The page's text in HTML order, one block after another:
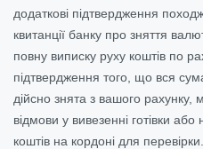
додаткові підтвердження
квитанції банку про зняття
повну виписку руху коштів по
підтвердження того, що вся
дійсно знята з вашого рахунку,
відмови у вивезенні готівки або
коштів на кордоні для перевірки.